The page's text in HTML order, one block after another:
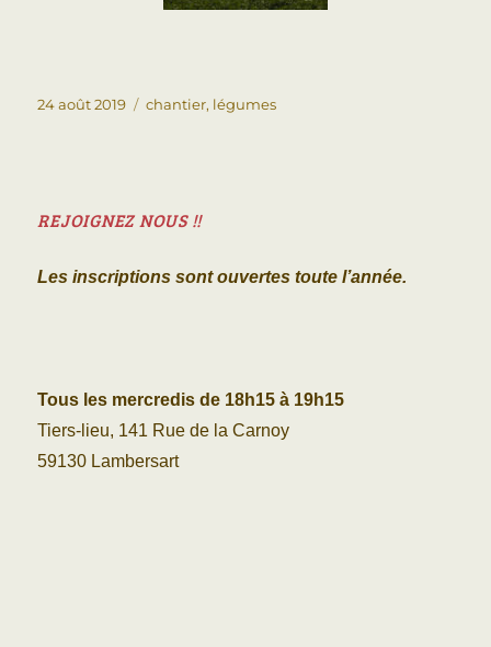
24 août 2019 chantier, légumes
REJOIGNEZ NOUS !!
Les inscriptions sont ouvertes toute l’année.
Tous les mercredis de 18h15 à 19h15
Tiers-lieu, 141 Rue de la Carnoy
59130 Lambersart